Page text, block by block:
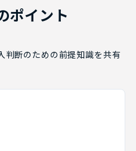
ポイント
断のための前提知識を共有